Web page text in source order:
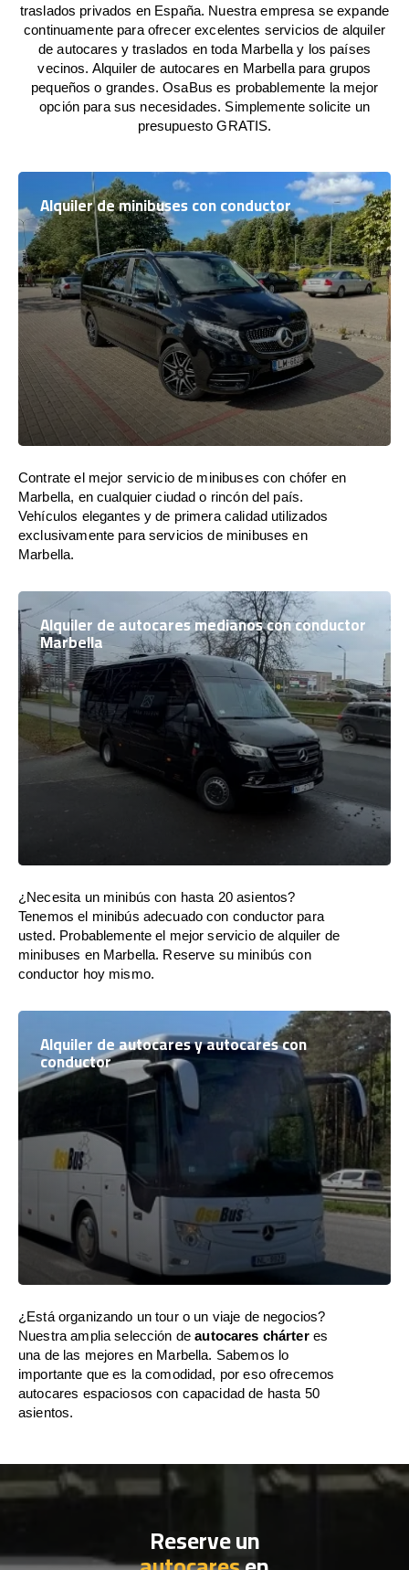
traslados privados en España. Nuestra empresa se expande
continuamente para ofrecer excelentes servicios de alquiler
de autocares y traslados en toda Marbella y los países
vecinos. Alquiler de autocares en Marbella para grupos
pequeños o grandes. OsaBus es probablemente la mejor
opción para sus necesidades. Simplemente solicite un
presupuesto GRATIS.
Alquiler de minibuses con conductor
Contrate el mejor servicio de minibuses con chófer en
Marbella, en cualquier ciudad o rincón del país.
Vehículos elegantes y de primera calidad utilizados
exclusivamente para servicios de minibuses en
Marbella.
Alquiler de autocares medianos con conductor
Marbella
¿Necesita un minibús con hasta 20 asientos?
Tenemos el minibús adecuado con conductor para
usted. Probablemente el mejor servicio de alquiler de
minibuses en Marbella. Reserve su minibús con
conductor hoy mismo.
Alquiler de autocares y autocares con
conductor
¿Está organizando un tour o un viaje de negocios?
Nuestra amplia selección deautocares chárteres
una de las mejores en Marbella. Sabemos lo
importante que es la comodidad, por eso ofrecemos
autocares espaciosos con capacidad de hasta 50
asientos.
Reserve un